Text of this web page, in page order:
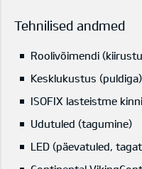
Tehnilised andmed
Roolivõimendi
Kesklukustus (puldiga)
ISOFIX lasteistme
Udutuled (tagumine)
LED (päevatuled,